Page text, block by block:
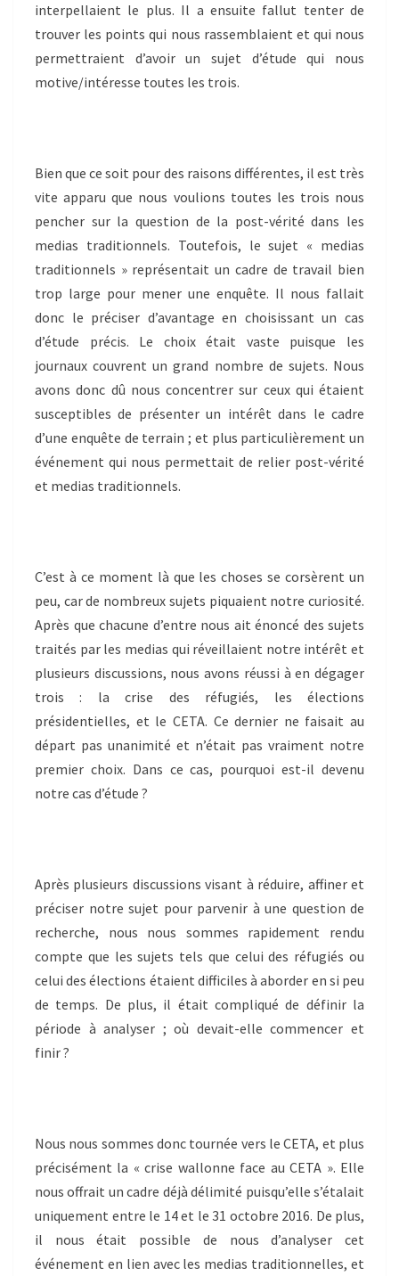
interpellaient le plus. Il a ensuite fallut tenter de
trouver les points qui nous rassemblaient et qui nous
permettraient d’avoir un sujet d’étude qui nous
motive/intéresse toutes les trois.
Bien que ce soit pour des raisons différentes, il est très
vite apparu que nous voulions toutes les trois nous
pencher sur la question de la post-vérité dans les
medias traditionnels. Toutefois, le sujet « medias
traditionnels » représentait un cadre de travail bien
trop large pour mener une enquête. Il nous fallait
donc le préciser d’avantage en choisissant un cas
d’étude précis. Le choix était vaste puisque les
journaux couvrent un grand nombre de sujets. Nous
avons donc dû nous concentrer sur ceux qui étaient
susceptibles de présenter un intérêt dans le cadre
d’une enquête de terrain ; et plus particulièrement un
événement qui nous permettait de relier post-vérité
et medias traditionnels.
C’est à ce moment là que les choses se corsèrent un
peu, car de nombreux sujets piquaient notre curiosité.
Après que chacune d’entre nous ait énoncé des sujets
traités par les medias qui réveillaient notre intérêt et
plusieurs discussions, nous avons réussi à en dégager
trois : la crise des réfugiés, les élections
présidentielles, et le CETA. Ce dernier ne faisait au
départ pas unanimité et n’était pas vraiment notre
premier choix. Dans ce cas, pourquoi est-il devenu
notre cas d’étude ?
Après plusieurs discussions visant à réduire, affiner et
préciser notre sujet pour parvenir à une question de
recherche, nous nous sommes rapidement rendu
compte que les sujets tels que celui des réfugiés ou
celui des élections étaient difficiles à aborder en si peu
de temps. De plus, il était compliqué de définir la
période à analyser ; où devait-elle commencer et
finir ?
Nous nous sommes donc tournée vers le CETA, et plus
précisément la « crise wallonne face au CETA ». Elle
nous offrait un cadre déjà délimité puisqu’elle s’étalait
uniquement entre le 14 et le 31 octobre 2016. De plus,
il nous était possible de nous d’analyser cet
événement en lien avec les medias traditionnelles, et